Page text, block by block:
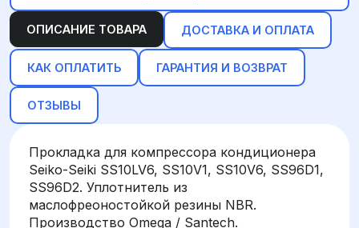
ОПИСАНИЕ ТОВАРА ДОСТАВКА И ОПЛАТА
КАК ОПЛАТИТЬ ГАРАНТИЯ И ВОЗВРАТ
ОТЗЫВЫ
Прокладка для компрессора кондиционера
Seiko-Seiki SS10LV6, SS10V1, SS10V6, SS96D1,
SS96D2. Уплотнитель из
маслофреоностойкой резины NBR.
Производство Omega / Santech.